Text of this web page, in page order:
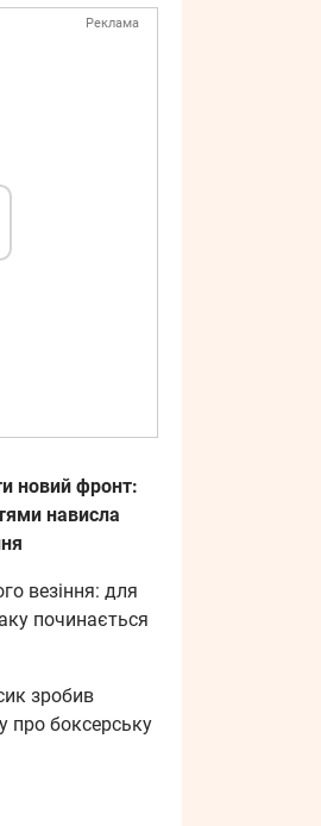
Реклама
новий фронт:
нависла
везіння: для
починається
зробив
про боксерську